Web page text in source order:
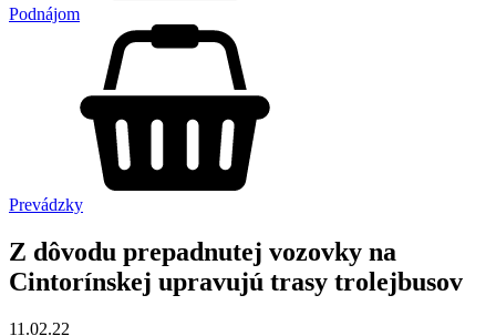
Podnájom
Prevádzky
Z dôvodu prepadnutej vozovky na
Cintorínskej upravujú trasy trolejbusov
11.02.22